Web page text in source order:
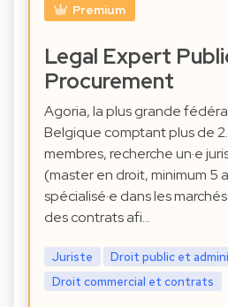
Premium
Legal Expert
Procurement
Agoria, la plus grande
Belgique comptant plus de
membres, recherche un·e
(master en droit, minimum 5
spécialisé·e dans les
des contrats afi…
Juriste
Droit public et
Droit commercial et contrats